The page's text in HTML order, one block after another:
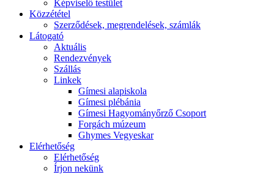
Képviselő testület
Közzététel
Szerződések, megrendelések, számlák
Látogató
Aktuális
Rendezvények
Szállás
Linkek
Gímesi alapiskola
Gímesi plébánia
Gímesi Hagyományőrző Csoport
Forgách múzeum
Ghymes Vegyeskar
Elérhetőség
Elérhetőség
Írjon nekünk